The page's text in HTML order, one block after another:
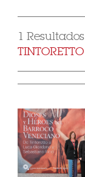
1
TINTORETTO